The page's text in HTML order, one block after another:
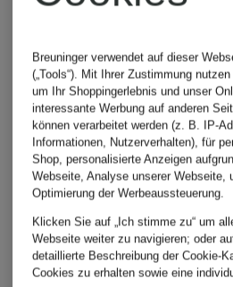
79,98 €
Breuninger verwendet auf dieser
(„Tools“). Mit Ihrer Zustimmung
um Ihr Shoppingerlebnis und unser
interessante Werbung auf anderen
können verarbeitet werden (z. B. IP-
Informationen, Nutzerverhalten), für
Shop, personalisierte Anzeigen
Webseite, Analyse unserer
Optimierung der Werbeaussteuerung.
Klicken Sie auf „Ich stimme zu“ um
Webseite weiter zu navigieren; oder
detaillierte Beschreibung der Cookie-
Cookies zu erhalten sowie eine